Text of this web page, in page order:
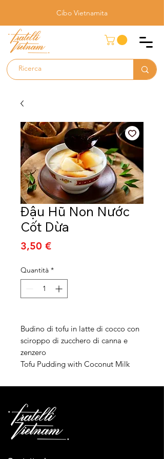
Cibo Vietnamita
Đậu Hũ Non Nước
Cốt Dừa
3,50 €Prezzo
Quantità *
Budino di tofu in latte di cocco con
sciroppo di zucchero di canna e
zenzero
Tofu Pudding with Coconut Milk